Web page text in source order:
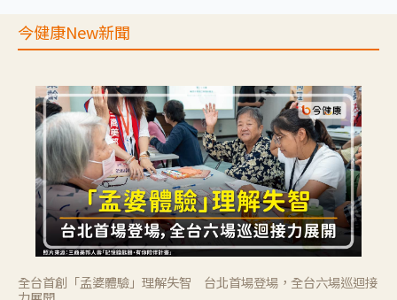
今健康New新聞
全台首創「孟婆體驗」理解失智 台北首場登場，全台六場巡迴接